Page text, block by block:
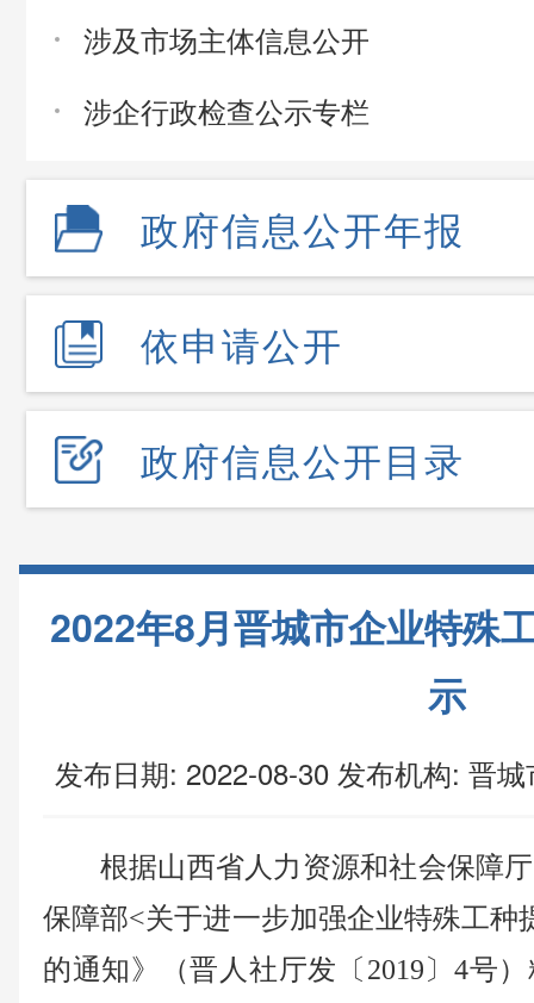
涉及市场主体信息公开
涉企行政检查公示专栏
政府信息公开年报
依申请公开
政府信息公开目录
2022年8月晋城市企业特殊
示
发布日期: 2022-08-30 发布机构: 晋
根据山西省人力资源和社会保障
保障部<关于进一步加强企业特殊工种
的通知》（晋人社厅发〔2019〕4号